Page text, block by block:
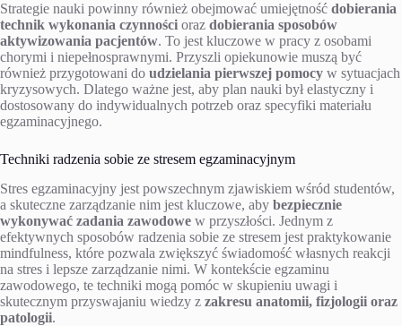
Strategie nauki powinny również obejmować umiejętność dobierania
technik wykonania czynności oraz dobierania sposobów
aktywizowania pacjentów. To jest kluczowe w pracy z osobami
chorymi i niepełnosprawnymi. Przyszli opiekunowie muszą być
również przygotowani do udzielania pierwszej pomocy w sytuacjach
kryzysowych. Dlatego ważne jest, aby plan nauki był elastyczny i
dostosowany do indywidualnych potrzeb oraz specyfiki materiału
egzaminacyjnego.
Techniki radzenia sobie ze stresem egzaminacyjnym
Stres egzaminacyjny jest powszechnym zjawiskiem wśród studentów,
a skuteczne zarządzanie nim jest kluczowe, aby bezpiecznie
wykonywać zadania zawodowe w przyszłości. Jednym z
efektywnych sposobów radzenia sobie ze stresem jest praktykowanie
mindfulness, które pozwala zwiększyć świadomość własnych reakcji
na stres i lepsze zarządzanie nimi. W kontekście egzaminu
zawodowego, te techniki mogą pomóc w skupieniu uwagi i
skutecznym przyswajaniu wiedzy z zakresu anatomii, fizjologii oraz
patologii.